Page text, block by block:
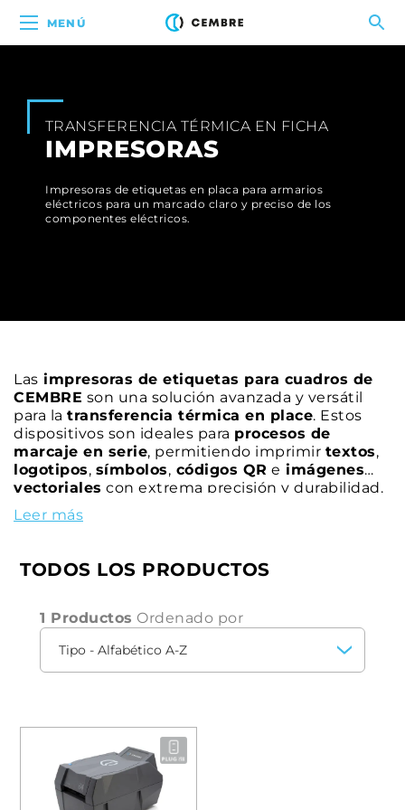
MENÚ
TRANSFERENCIA TÉRMICA EN FICHA
IMPRESORAS
Impresoras de etiquetas en placa para armarios
eléctricos para un marcado claro y preciso de los
componentes eléctricos.
Las impresoras de etiquetas para cuadros de
CEMBRE son una solución avanzada y versátil
para la transferencia térmica en place. Estos
dispositivos son ideales para procesos de
marcaje en serie, permitiendo imprimir textos,
logotipos, símbolos, códigos QR e imágenes
vectoriales con extrema precisión y durabilidad.
Gracias a la alta calidad de impresión y al
eficiente consumo de cinta monocromo, las
profesionales y duraderos, optimizando los
procesos de identificación dentro de los cuadros
Las impresoras de etiquetas de cuadro eléctrico
también están equipadas con el
software GENIUSPRO, que ofreceun completo
avanzado software permite
personalizada y optimizada de las
haciendo que cadaimpresión sea precisa y
rápida, independientemente de la ubicación.
Leer más
TODOS LOS PRODUCTOS
1 Productos Ordenado por